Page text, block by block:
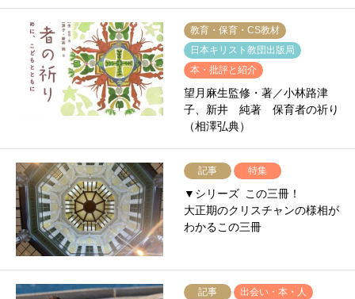
教育・保育・CS教材
日本キリスト教団出版局
本・批評と紹介
望月麻生監修・著／小林路津
子、新井 純著 保育者の祈り
（相澤弘典）
記事 特集
▼シリーズ この三冊！
大正期のクリスチャンの様相が
わかるこの三冊
記事 出会い・本・人